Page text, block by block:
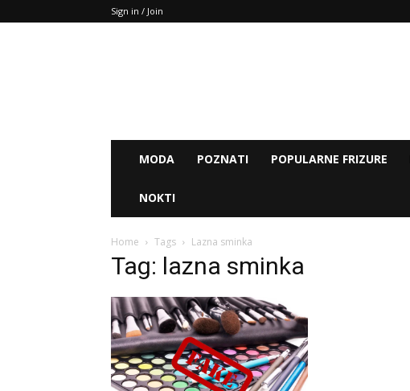
Sign in / Join
MODA POZNATI POPULARNE FRIZURE
NOKTI
Home Tags Lazna sminka
Tag: lazna sminka